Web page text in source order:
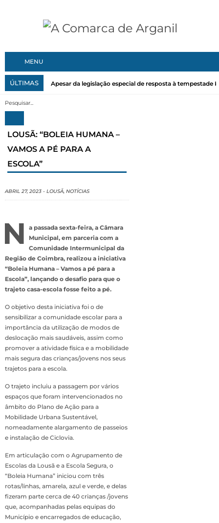
MENU
ÚLTIMAS Apesar da legislação especial de resposta à tempestade
LOUSÃ: “BOLEIA HUMANA –
VAMOS A PÉ PARA A
ESCOLA”
ABRIL 27, 2023 - LOUSÃ, NOTÍCIAS
N
a passada sexta-feira, a Câmara
Municipal, em parceria com a
Comunidade Intermunicipal da
Região de Coimbra, realizou a iniciativa
“Boleia Humana – Vamos a pé para a
Escola”, lançando o desafio para que o
trajeto casa-escola fosse feito a pé.
O objetivo desta iniciativa foi o de
sensibilizar a comunidade escolar para a
importância da utilização de modos de
deslocação mais saudáveis, assim como
promover a atividade física e a mobilidade
mais segura das crianças/jovens nos seus
trajetos para a escola.
O trajeto incluiu a passagem por vários
espaços que foram intervencionados no
âmbito do Plano de Ação para a
Mobilidade Urbana Sustentável,
nomeadamente alargamento de passeios
e instalação de Ciclovia.
Em articulação com o Agrupamento de
Escolas da Lousã e a Escola Segura, o
“Boleia Humana” iniciou com três
rotas/linhas, amarela, azul e verde, e delas
fizeram parte cerca de 40 crianças /jovens
que, acompanhadas pelas equipas do
Município e encarregados de educação,